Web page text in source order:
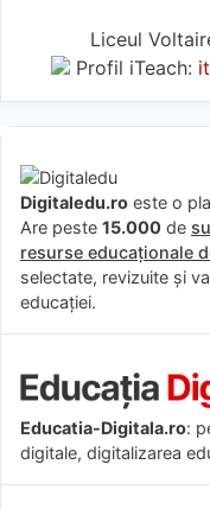
Liceul
Profil iTeach:
Digitaledu.ro este o
Are peste 15.000 de
resurse educaționale
selectate, revizuite și
educației.
Educatia-Digitala.ro:
digitale, digitalizarea